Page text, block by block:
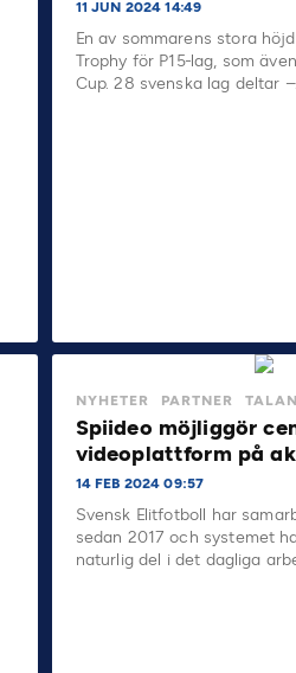
11 JUN 2024 14:49
En av sommarens stora
Trophy för P15-lag, som
Cup. 28 svenska lag deltar
NYHETER PARTNER
Spiideo möjliggör
videoplattform på
14 FEB 2024 09:57
Svensk Elitfotboll har
sedan 2017 och systemet
naturlig del i det dagliga